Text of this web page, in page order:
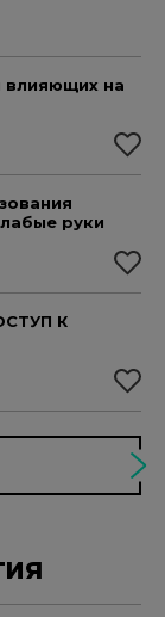
влияющих на
руки
К